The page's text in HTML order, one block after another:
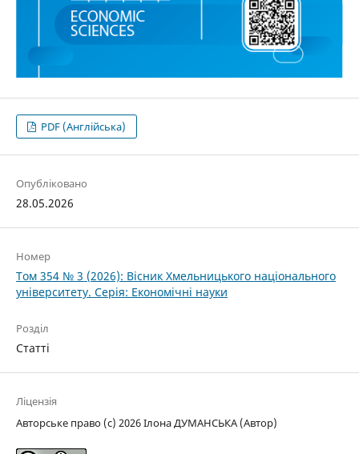
PDF (Англійська)
Опубліковано
28.05.2026
Номер
Том 354 № 3 (2026): Вісник Хмельницького національного
університету. Серія: Економічні науки
Розділ
Статті
Ліцензія
Авторське право (c) 2026 Ілона ДУМАНСЬКА (Автор)